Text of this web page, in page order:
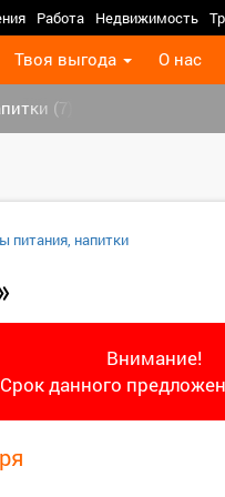
Работа Недвижимость
Твоя выгода О нас
(7)
питания, напитки
Внимание!
Срок данного